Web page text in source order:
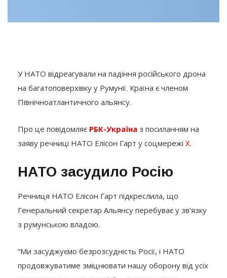
У НАТО відреагували на падіння російського дрона
на багатоповерхівку у Румунії. Країна є членом
Північноатлантичного альянсу.
Про це повідомляє РБК-Україна з посиланням на
заяву речниці НАТО Елісон Гарт у соцмережі X.
НАТО засудило Росію
Речниця НАТО Елісон Гарт підкреслила, що
Генеральний секретар Альянсу перебуває у зв’язку
з румунською владою.
“Ми засуджуємо безрозсудність Росії, і НАТО
продовжуватиме зміцнювати нашу оборону від усіх